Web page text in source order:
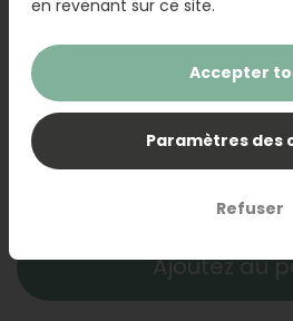
Ajouter une carte
Ajouter une carte avec votre
Ajoutez au
en revenant sur ce site.
Accepter
Paramètres des
Refuser